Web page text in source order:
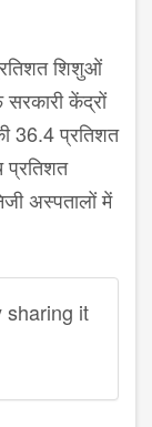
शिशुओं
केंद्रों
36.4 प्रतिशत
प्रतिशत
अस्पतालों में
sharing it